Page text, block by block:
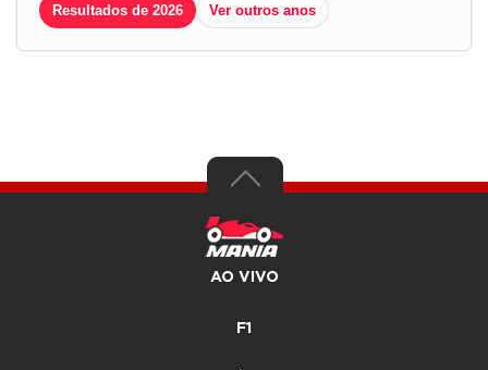
Resultados de 2026 Ver outros anos
AO VIVO
F1